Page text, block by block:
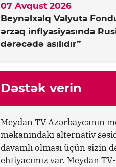
Beynəlxalq Valyuta
ərzaq inflyasiyasında
dərəcədə asılıdır”
07 Avqust 2026
Dəstək verin
Meydan TV Azərbaycanın
məkanındakı alternativ
davamlı olması üçün sizin
ehtiyacımız var. Meydan